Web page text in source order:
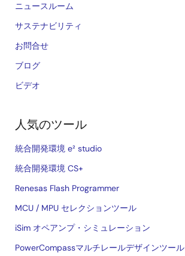
ニュースルーム
サステナビリティ
お問合せ
ブログ
ビデオ
人気のツール
統合開発環境 e² studio
統合開発環境 CS+
Renesas Flash Programmer
MCU / MPU セレクションツール
iSim オペアンプ・シミュレーション
PowerCompassマルチレールデザインツール